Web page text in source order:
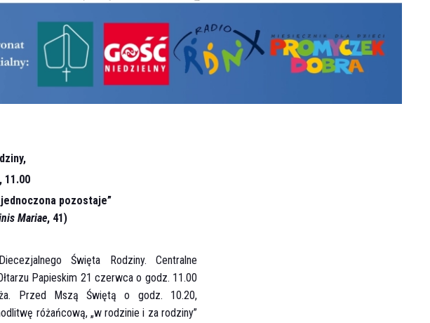
11.00
pozostaje”
Mariae, 41)
Święta Rodziny. Centralne
Papieskim 21 czerwca o godz. 11.00
Przed Mszą Świętą o godz. 10.20,
różańcową, „w rodzinie i za rodziny”